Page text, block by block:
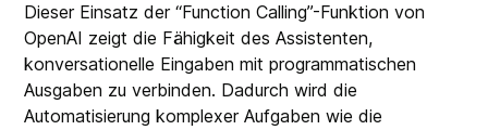
Dieser Einsatz der “Function Calling”-Funktion von
OpenAI zeigt die Fähigkeit des Assistenten,
konversationelle Eingaben mit programmatischen
Ausgaben zu verbinden. Dadurch wird die
Automatisierung komplexer Aufgaben wie die